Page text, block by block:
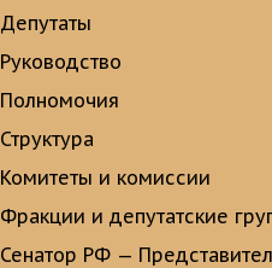
Депутаты
Руководство
Полномочия
Структура
Комитеты и комиссии
Фракции и депутатские
Сенатор РФ —